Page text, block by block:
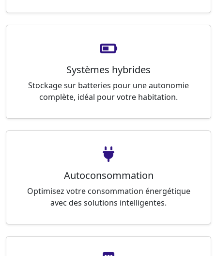
Systèmes hybrides
Stockage sur batteries pour une autonomie
complète, idéal pour votre habitation.
Autoconsommation
Optimisez votre consommation énergétique
avec des solutions intelligentes.